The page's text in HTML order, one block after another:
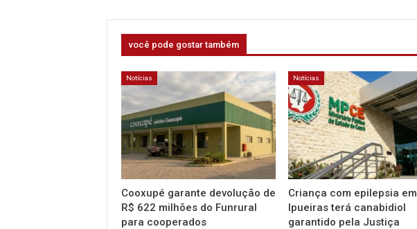
você pode gostar também
Notícias
Cooxupé garante devolução de
R$ 622 milhões do Funrural
para cooperados
Notícias
Criança com epilepsia em
Ipueiras terá canabidiol
garantido pela Justiça